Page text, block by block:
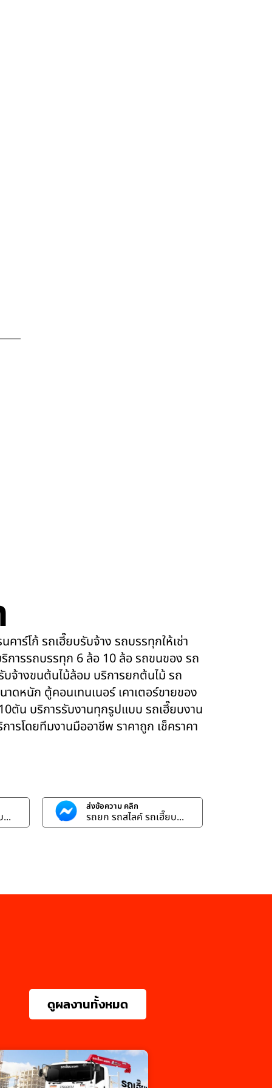
คาร์โก้ รถเฮี๊ยบรับจ้าง รถบรรทุกให้เช่า
การรถบรรทุก 6 ล้อ 10 ล้อ รถขนของ รถ
จ้างขนต้นไม้ล้อม บริการยกต้นไม้ รถ
หนัก ตู้คอนเทนเนอร์ เคาเตอร์ขายของ
ตัน บริการรับงานทุกรูปแบบ รถเฮี๊ยบงาน
ารโดยทีมงานมืออาชีพ ราคาถูก เช็คราคา
ส่งข้อความ คลิก
รถยก รถสไลค์ รถเฮี๊ยบ...
ดูผลงานทั้งหมด